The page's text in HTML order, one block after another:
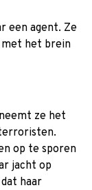
een agent. Ze
met het brein
ze het
op te sporen
jacht op
haar